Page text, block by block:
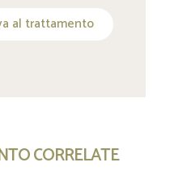
al trattamento
CORRELATE